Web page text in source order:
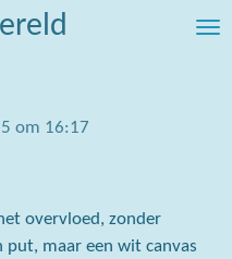
om 16:17
overvloed, zonder
put, maar een wit canvas